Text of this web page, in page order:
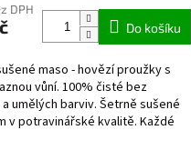
DPH
Do košíku
maso - hovězí proužky s
vůní. 100% čisté bez
umělých barviv. Šetrně sušené
v potravinářské kvalitě. Každé